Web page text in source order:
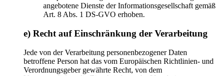
angebotene Dienste der Informationsgesellschaft gemäß
Art. 8 Abs. 1 DS-GVO erhoben.
e) Recht auf Einschränkung der Verarbeitung
Jede von der Verarbeitung personenbezogener Daten
betroffene Person hat das vom Europäischen Richtlinien- und
Verordnungsgeber gewährte Recht, von dem